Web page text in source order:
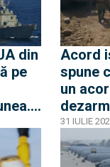
din
pe
Acord
spune
un
a
„foarte
31 IULIE